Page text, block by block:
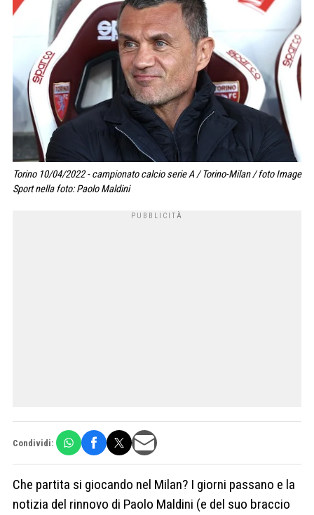
Torino 10/04/2022 - campionato calcio serie A / Torino-Milan / foto Image
Sport nella foto: Paolo Maldini
Condividi:
Che partita si giocando nel Milan? I giorni passano e la
notizia del rinnovo di Paolo Maldini (e del suo braccio